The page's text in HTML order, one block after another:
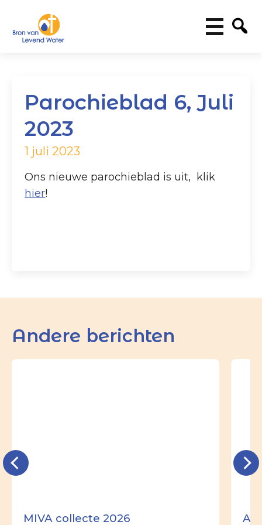
Parochieblad 6, Juli
2023
1 juli 2023
Ons nieuwe parochieblad is uit, klik
hier!
Andere berichten
MIVA collecte 2026